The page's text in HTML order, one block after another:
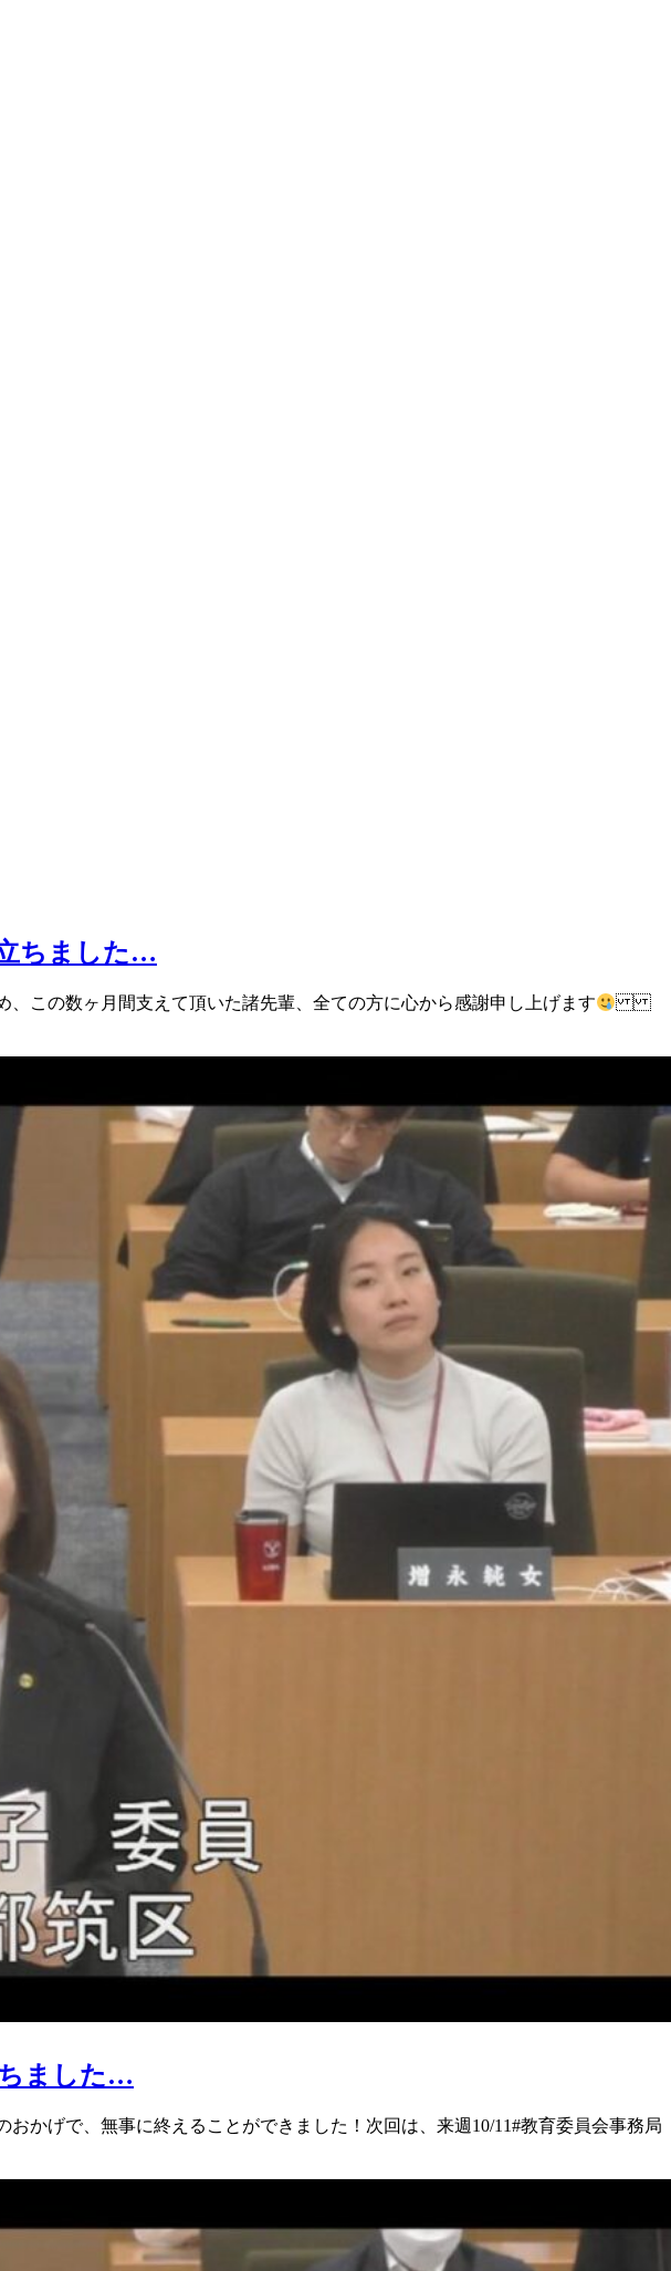
ちました…
この数ヶ月間 支えて頂いた諸先輩、全ての方に 心から感謝申し上げます
ちました…
かげで、 無事に終えることができました！ 次回は、来週10/11 #教育委員会事務局